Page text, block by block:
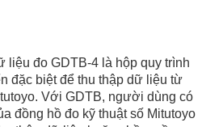
đo GDTB-4 là hộp quy trình
đặc biệt để thu thập dữ liệu từ
Với GDTB, người dùng có
đồng hồ đo kỹ thuật số Mitutoyo